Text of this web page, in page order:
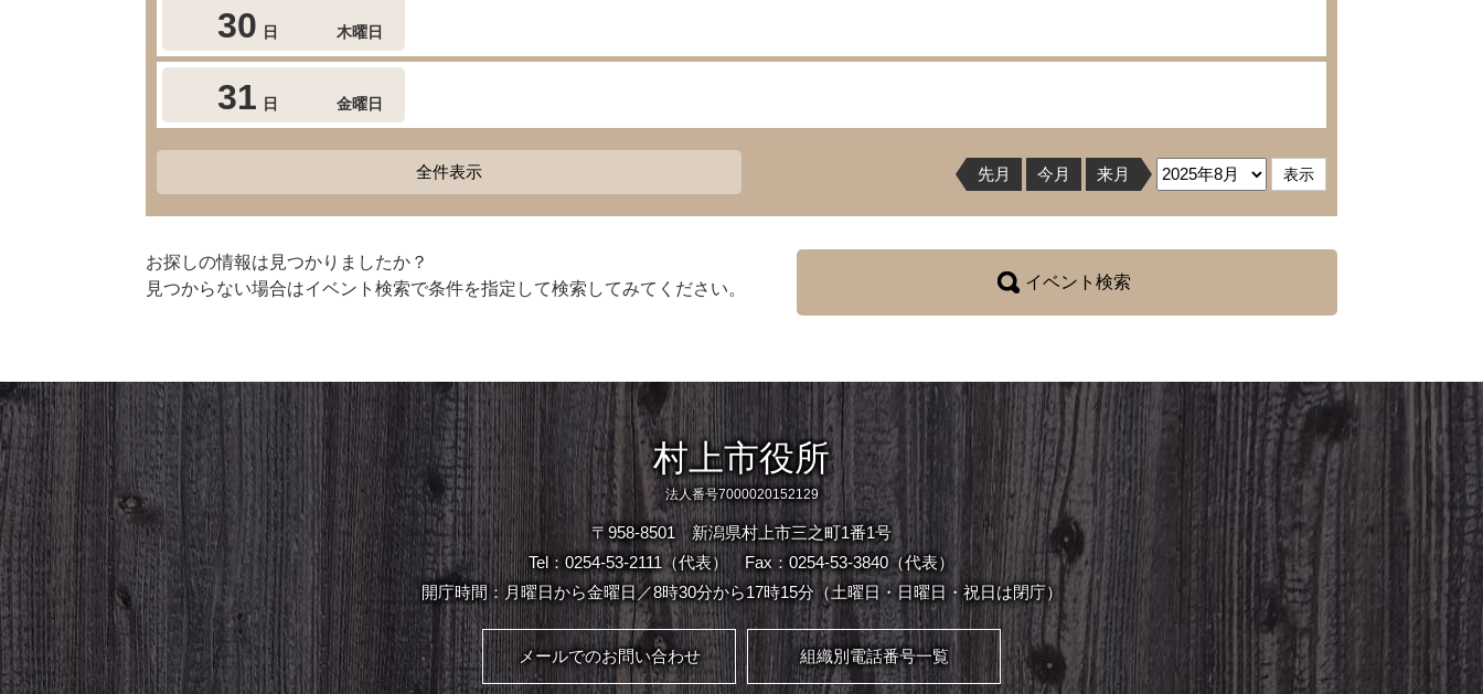
30 日 木曜日
31 日 金曜日
全件表示 先月 今月 来月
お探しの情報は見つかりましたか？
見つからない場合はイベント検索で条件を指定して検索してみてください。
イベント検索
村上市役所
法人番号7000020152129
〒958-8501 新潟県村上市三之町1番1号
Tel：0254-53-2111（代表）
Fax：0254-53-3840（代表）
開庁時間：月曜日から金曜日／8時30分から17時15分（土曜日・日曜日・祝日は閉庁）
メールでのお問い合わせ 組織別電話番号一覧